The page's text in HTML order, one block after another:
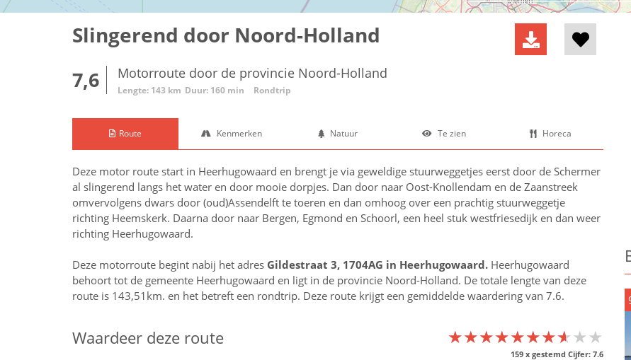
Slingerend door Noord-Holland
7,6 Motorroute door de provincie Noord-Holland
Lengte: 143 km Duur: 160 min Rondtrip
Route Kenmerken Natuur Te zien Horeca
Deze motor route start in Heerhugowaard en brengt je via geweldige stuurweggetjes eerst door de Schermer
al slingerend langs het water en door mooie dorpjes. Dan door naar Oost-Knollendam en de Zaanstreek
omvervolgens dwars door (oud)Assendelft te toeren en dan omhoog over een prachtig stuurweggetje
richting Heemskerk. Daarna door naar Bergen, Egmond en Schoorl, een heel stuk westfriesedijk en dan weer
richting Heerhugowaard.
Deze motorroute begint nabij het adres Gildestraat 3, 1704AG in Heerhugowaard. Heerhugowaard
behoort tot de gemeente Heerhugowaard en ligt in de provincie Noord-Holland. De totale lengte van deze
route is 143,51km. en het betreft een rondtrip. Deze route krijgt een gemiddelde waardering van 7.6.
Waardeer deze route ★★★★★★★★★★
★★★★★★★★★★
★★★★★★★★★★
159x gestemd Cijfer: 7.6